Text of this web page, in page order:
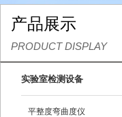
产品展示
PRODUCT DISPLAY
实验室检测设备
平整度弯曲度仪